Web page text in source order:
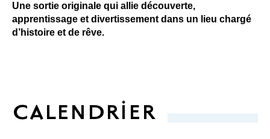
Une sortie originale qui allie découverte,
apprentissage et divertissement dans un lieu chargé
d’histoire et de rêve.
CALENDRIER